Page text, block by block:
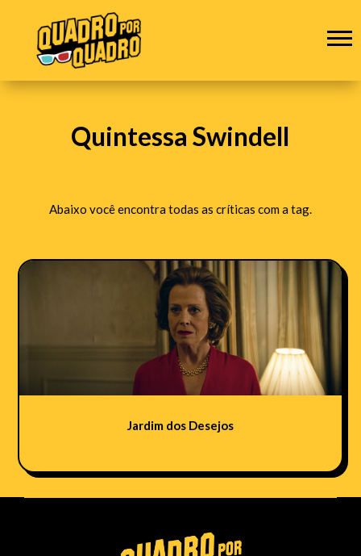
Quintessa Swindell
Abaixo você encontra todas as críticas com a tag.
Jardim dos Desejos